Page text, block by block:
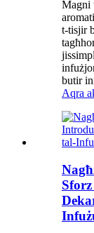
Magni
t-tisjir
butir
Aqra